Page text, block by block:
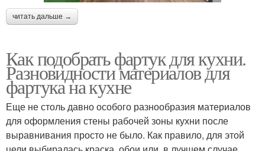
читать дальше →
Как подобрать фартук для кухни.
Разновидности материалов для
фартука на кухне
Еще не столь давно особого разнообразия материалов
для оформления стены рабочей зоны кухни после
выравнивания просто не было. Как правило, для этой